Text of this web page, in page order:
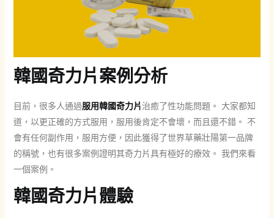
韓國奇力片案例分析
目前，很多人通過服用韓國奇力片治癒了性功能問題。 大家都知
道，以更正確的方式服用，服用後肯定不會壞，而且還不錯。 不
會有任何副作用，服用方便，因此獲得了世界草藥壯陽第一品牌
的稱號，也有很多案例證明其奇力片具有極好的療效。 我們來看
一個案例。
韓國奇力片體驗